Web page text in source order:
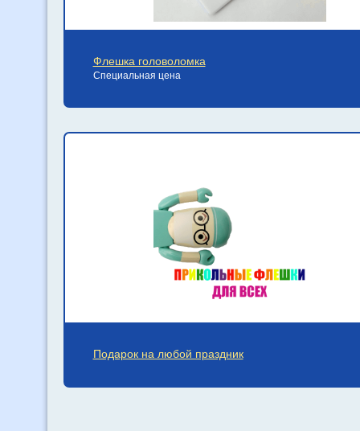
Флешка головоломка
Специальная цена
Подарок на любой праздник